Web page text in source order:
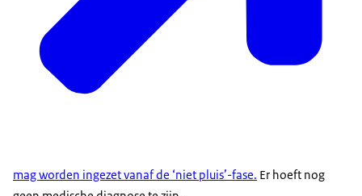
mag worden ingezet vanaf de ‘niet pluis’-fase. Er hoeft nog